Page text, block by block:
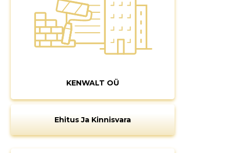
KENWALT OÜ
Ehitus Ja Kinnisvara